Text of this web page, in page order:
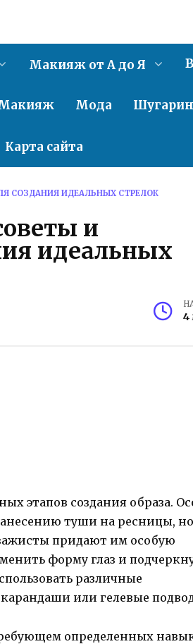
Макияж от А до Я
Мода
Карта сайта
СОЗДАНИЯ ИДЕАЛЬНЫХ СТРЕЛОК
и
идеальных
4
этапов создания образа.
туши на ресницы, но
придают им особую
форму глаз и
различные
или гелевые
определенных